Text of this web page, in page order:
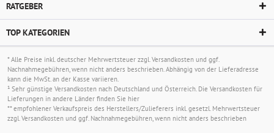
RATGEBER
TOP KATEGORIEN
* Alle Preise inkl. deutscher Mehrwertsteuer zzgl.Versandkosten und ggf.
Nachnahmegebühren, wenn nicht anders beschrieben. Abhängig von der Lieferadresse
kann die MwSt. an der Kasse variieren.
¹ Sehr günstige Versandkosten nach Deutschland und Österreich. Die Versandkosten für
Lieferungen in andere Länder finden Sie hier
** empfohlener Verkaufspreis des Herstellers/Zulieferers inkl. gesetzl. Mehrwertsteuer
zzgl.Versandkosten und ggf. Nachnahmegebühren, wenn nicht anders beschrieben